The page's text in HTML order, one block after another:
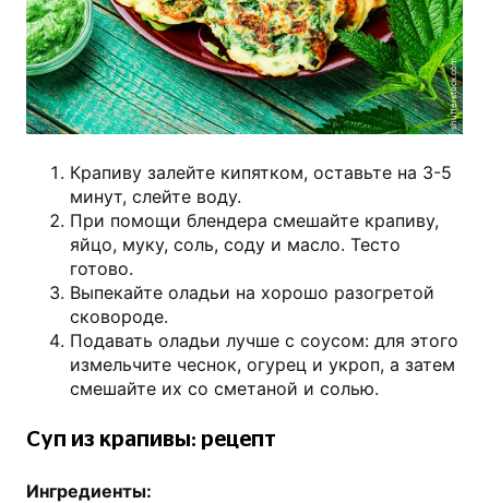
shutterstock.com
Крапиву залейте кипятком, оставьте на 3-5
минут, слейте воду.
При помощи блендера смешайте крапиву,
яйцо, муку, соль, соду и масло. Тесто
готово.
Выпекайте оладьи на хорошо разогретой
сковороде.
Подавать оладьи лучше с соусом: для этого
измельчите чеснок, огурец и укроп, а затем
смешайте их со сметаной и солью.
Суп из крапивы: рецепт
Ингредиенты: